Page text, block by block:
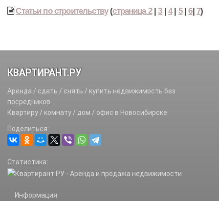
Статьи по строительству(страница 2|3|4| 5|6| 7)
КВАРТИРАНТ.РУ
Аренда / сдать / снять / купить недвижимость без
посредников.
Квартиру / комнату / дом / офис в Новосибирске
Поделиться:
Статистика:
Информация: